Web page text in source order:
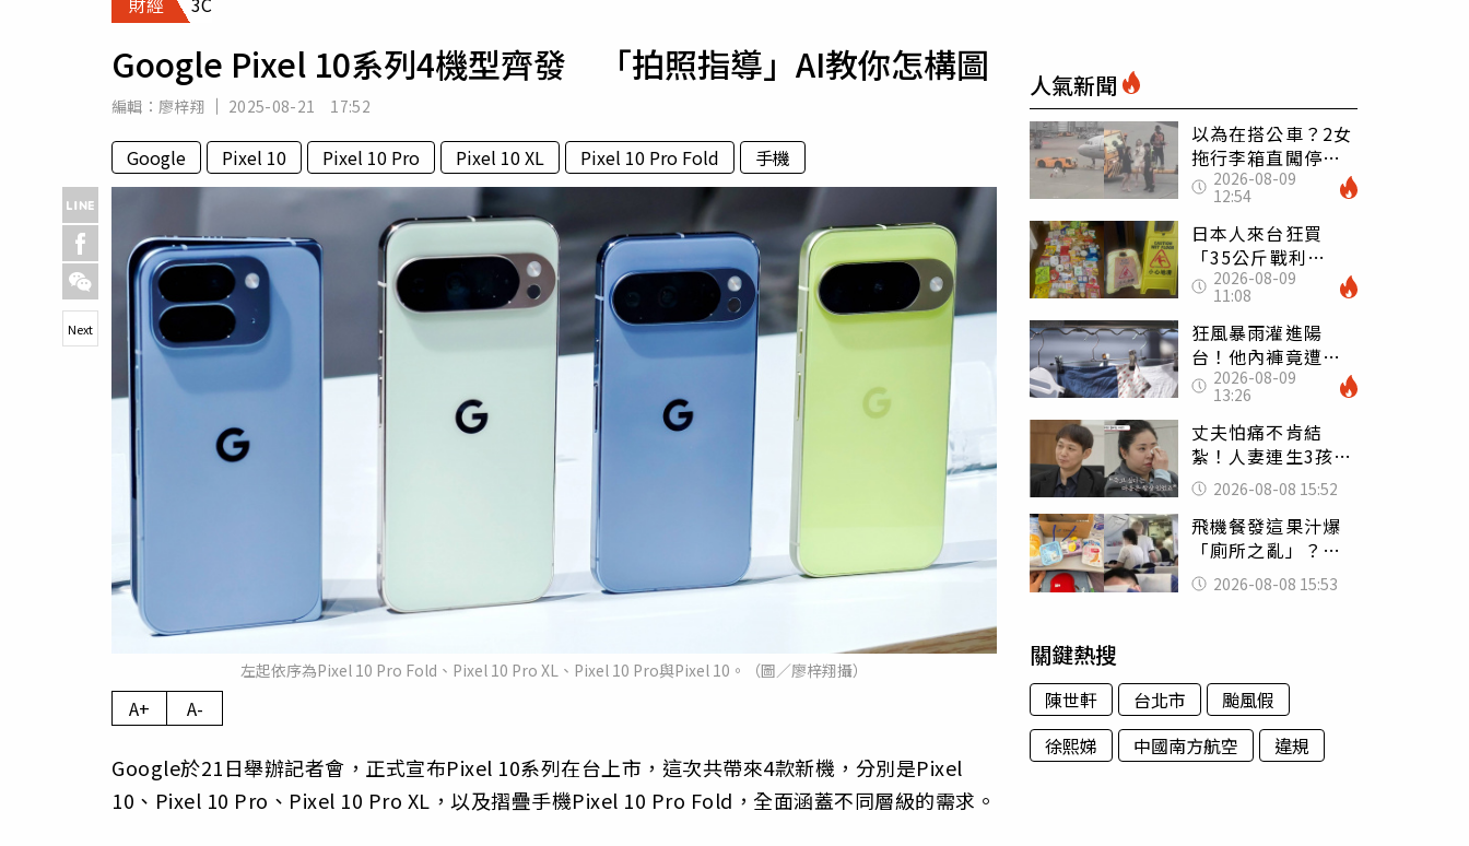
專欄
房產新勢力
運勢
梅酒
Google Pixel 10系列4機型齊發 「拍照指導」AI教你怎構圖
編輯： 廖梓翔 2025-08-21 17:52
Google Pixel 10 Pixel 10 Pro Pixel 10 XL Pixel 10 Pro Fold 手機
左起依序為Pixel 10 Pro Fold、Pixel 10 Pro XL、Pixel 10 Pro與Pixel 10。（圖／廖梓翔攝）
Next
A+ A-
Google於21日舉辦記者會，正式宣布Pixel 10系列在台上市，這次共帶來4款新機，分別是Pixel
10、Pixel 10 Pro、Pixel 10 Pro XL，以及摺疊手機Pixel 10 Pro Fold，全面涵蓋不同層級的需求。
人氣新聞
以為在搭公車？2女
拖行李箱直闖停機
坪「揮手攔機」
荒謬影片曝網傻眼
2026-08-09
12:54
日本人來台狂買
「35公斤戰利
品」 連拜拜用紅
盤、「小心地滑」
告示牌也帶回家
2026-08-09
11:08
狂風暴雨灌進陽
台！他內褲竟遭颱
風吹走 陳世軒神
回1句笑翻上萬網友
2026-08-09
13:26
丈夫怕痛不肯結
紮！人妻連生3孩
控遭家暴淚喊：真
的好累
2026-08-08 15:52
飛機餐發這果汁爆
「廁所之亂」？乘
客崩潰：差點丟大
臉 醫揭3類人別亂
2026-08-08 15:53
關鍵熱搜
陳世軒 台北市
颱風假
徐熙娣
中國南方航空 違規